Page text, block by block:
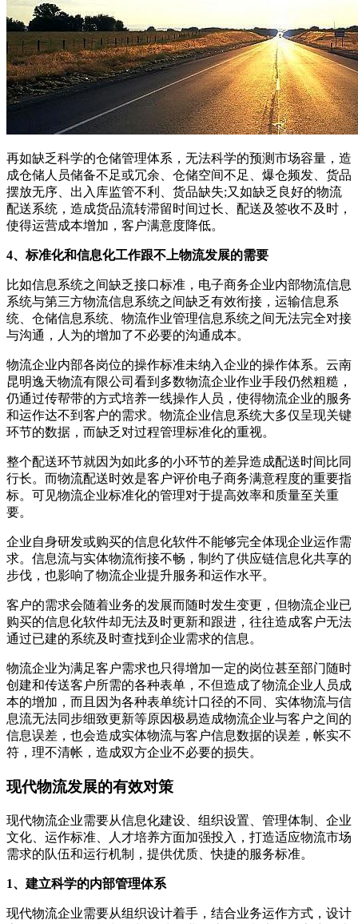
再如缺乏科学的仓储管理体系，无法科学的预测市场容量，造
成仓储人员储备不足或冗余、仓储空间不足、爆仓频发、货品
摆放无序、出入库监管不利、货品缺失;又如缺乏良好的物流
配送系统，造成货品流转滞留时间过长、配送及签收不及时，
使得运营成本增加，客户满意度降低。
4、标准化和信息化工作跟不上物流发展的需要
比如信息系统之间缺乏接口标准，电子商务企业内部物流信息
系统与第三方物流信息系统之间缺乏有效衔接，运输信息系
统、仓储信息系统、物流作业管理信息系统之间无法完全对接
与沟通，人为的增加了不必要的沟通成本。
物流企业内部各岗位的操作标准未纳入企业的操作体系。云南
昆明逸天物流有限公司看到多数物流企业作业手段仍然粗糙，
仍通过传帮带的方式培养一线操作人员，使得物流企业的服务
和运作达不到客户的需求。物流企业信息系统大多仅呈现关键
环节的数据，而缺乏对过程管理标准化的重视。
整个配送环节就因为如此多的小环节的差异造成配送时间比同
行长。而物流配送时效是客户评价电子商务满意程度的重要指
标。可见物流企业标准化的管理对于提高效率和质量至关重
要。
企业自身研发或购买的信息化软件不能够完全体现企业运作需
求。信息流与实体物流衔接不畅，制约了供应链信息化共享的
步伐，也影响了物流企业提升服务和运作水平。
客户的需求会随着业务的发展而随时发生变更，但物流企业已
购买的信息化软件却无法及时更新和跟进，往往造成客户无法
通过已建的系统及时查找到企业需求的信息。
物流企业为满足客户需求也只得增加一定的岗位甚至部门随时
创建和传送客户所需的各种表单，不但造成了物流企业人员成
本的增加，而且因为各种表单统计口径的不同、实体物流与信
息流无法同步细致更新等原因极易造成物流企业与客户之间的
信息误差，也会造成实体物流与客户信息数据的误差，帐实不
符，理不清帐，造成双方企业不必要的损失。
现代物流发展的有效对策
现代物流企业需要从信息化建设、组织设置、管理体制、企业
文化、运作标准、人才培养方面加强投入，打造适应物流市场
需求的队伍和运行机制，提供优质、快捷的服务标准。
1、建立科学的内部管理体系
现代物流企业需要从组织设计着手，结合业务运作方式，设计